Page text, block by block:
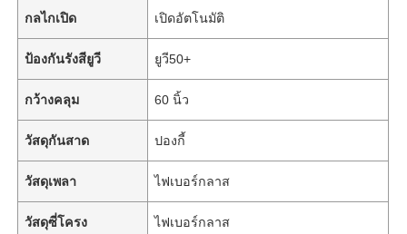
กลไกเปิด เปิดอัตโนมัติ
ป้องกันรังสียูวี ยูวี50+
กว้างคลุม 60 นิ้ว
วัสดุกันสาด ปองกี้
วัสดุเพลา ไฟเบอร์กลาส
วัสดุซี่โครง ไฟเบอร์กลาส